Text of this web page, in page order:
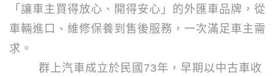
「讓車主買得放心、開得安心」的外匯車品牌，從
車輛進口、維修保養到售後服務，一次滿足車主需
求。
群上汽車成立於民國 73年，早期以中古車收